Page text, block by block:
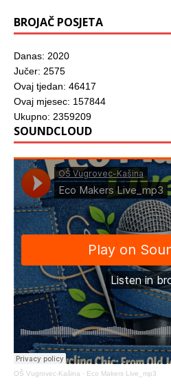
BROJAČ POSJETA
Danas: 2020
Jučer: 2575
Ovaj tjedan: 46417
Ovaj mjesec: 157844
Ukupno: 2359209
SOUNDCLOUD
OŠ Vugrovec-Kašina · Eco Makers Live_mp3